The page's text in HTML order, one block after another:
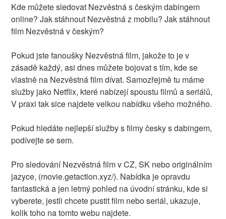
Kde můžete sledovat Nezvěstná s českým dabingem
online? Jak stáhnout Nezvěstná z mobilu? Jak stáhnout
film Nezvěstná v českým?
Pokud jste fanoušky Nezvěstná film, jakože to je v
zásadě každý, asi dnes můžete bojovat s tím, kde se
vlastně na Nezvěstná film dívat. Samozřejmě tu máme
služby jako Netflix, které nabízejí spoustu filmů a seriálů,
V praxi tak sice najdete velkou nabídku všeho možného.
Pokud hledáte nejlepší služby s filmy česky s dabingem,
podívejte se sem.
Pro sledování Nezvěstná film v CZ, SK nebo originálním
jazyce, (movie.getaction.xyz/). Nabídka je opravdu
fantastická a jen letmý pohled na úvodní stránku, kde si
vyberete, jestli chcete pustit film nebo seriál, ukazuje,
kolik toho na tomto webu najdete.